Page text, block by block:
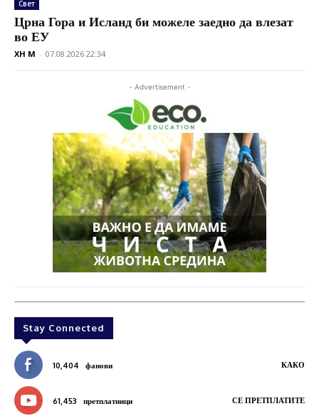
Свет
Црна Гора и Исланд би можеле заедно да влезат
во ЕУ
XH M - 07.08.2026 22:34
- Advertisement -
Stay Connected
10,404 фанови КАКО
61,453 претплатници СЕ ПРЕТПЛАТИТЕ